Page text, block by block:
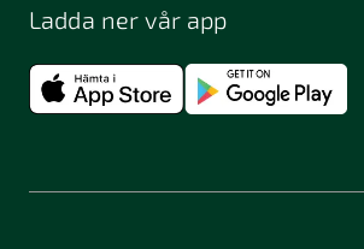
Ladda ner vår app